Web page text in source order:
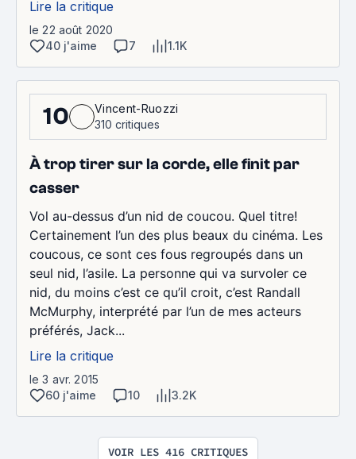
Lire la critique
le 22 août 2020
40 j'aime
7 1.1K
10
Vincent-Ruozzi
310 critiques
À trop tirer sur la corde, elle finit par
casser
Vol au-dessus d’un nid de coucou. Quel titre!
Certainement l’un des plus beaux du cinéma. Les
coucous, ce sont ces fous regroupés dans un
seul nid, l’asile. La personne qui va survoler ce
nid, du moins c’est ce qu’il croit, c’est Randall
McMurphy, interprété par l’un de mes acteurs
préférés, Jack...
Lire la critique
le 3 avr. 2015
60 j'aime
10 3.2K
VOIR LES 416 CRITIQUES